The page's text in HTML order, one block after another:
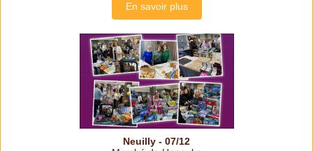
En savoir plus
Neuilly - 07/12